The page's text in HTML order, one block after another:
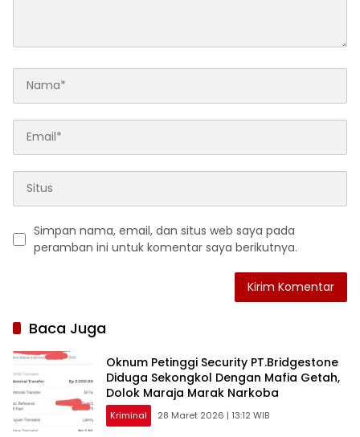
Simpan nama, email, dan situs web saya pada
peramban ini untuk komentar saya berikutnya.
Baca Juga
Oknum Petinggi Security PT.Bridgestone
Diduga Sekongkol Dengan Mafia Getah,
Dolok Maraja Marak Narkoba
Kriminal 28 Maret 2026 | 13:12 WIB